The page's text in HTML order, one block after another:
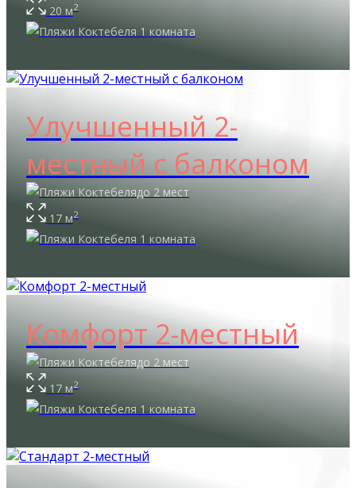
20 м2
1 комната
Улучшенный 2-
местный с балконом
до 2 мест
17 м2
1 комната
Комфорт 2-местный
до 2 мест
17 м2
1 комната